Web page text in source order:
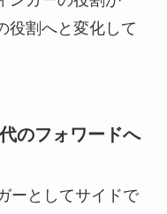
役割へと変化して
のフォワードへ
ーとしてサイドで